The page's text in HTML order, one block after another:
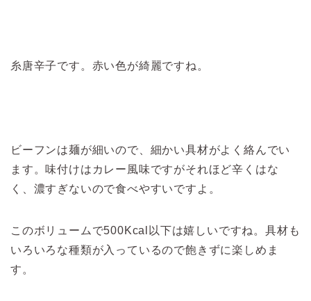
糸唐辛子です。赤い色が綺麗ですね。
ビーフンは麺が細いので、細かい具材がよく絡んでい
ます。味付けはカレー風味ですがそれほど辛くはな
く、濃すぎないので食べやすいですよ。
このボリュームで500Kcal以下は嬉しいですね。具材も
いろいろな種類が入っているので飽きずに楽しめま
す。